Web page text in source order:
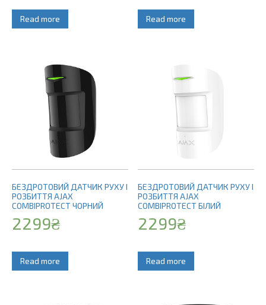
Read more Read more
БЕЗДРОТОВИЙ ДАТЧИК РУХУ І
РОЗБИТТЯ AJAX
COMBIPROTECT ЧОРНИЙ
2299₴
Read more
БЕЗДРОТОВИЙ ДАТЧИК РУХУ І
РОЗБИТТЯ AJAX
COMBIPROTECT БІЛИЙ
2299₴
Read more